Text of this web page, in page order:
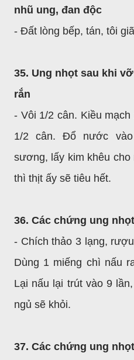
nhũ ung, đan độc
- Đất lòng bếp, tán, tôi
35. Ung nhọt sau khi
rắn
- Vôi 1/2 cân. Kiều
1/2 cân. Đổ nước
sương, lấy kim khêu
thì thịt ấy sẽ tiêu hết.
36. Các chứng ung nhọt
- Chích thảo 3 lạng,
Dùng 1 miếng chì nấu
Lại nấu lại trút vào 9
ngủ sẽ khỏi.
37. Các chứng ung nhọt